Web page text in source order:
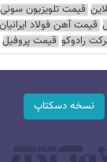
قیمت تلویزیون سونی
قیمت آهن فولاد ایرانیان
رادوکو قیمت پروفیل
نسخه دسکتاپ